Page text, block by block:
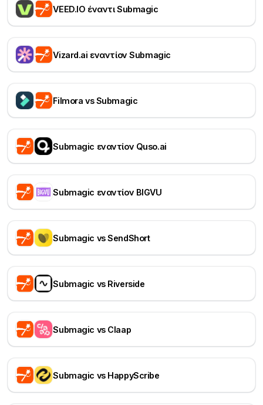
VEED.IO έναντι Submagic
Vizard.ai εναντίον Submagic
Filmora vs Submagic
Submagic εναντίον Quso.ai
Submagic εναντίον BIGVU
Submagic vs SendShort
Submagic vs Riverside
Submagic vs Claap
Submagic vs HappyScribe